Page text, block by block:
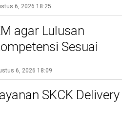
6, 2026 18:25
agar Lulusan
Sesuai
6, 2026 18:09
SKCK Delivery